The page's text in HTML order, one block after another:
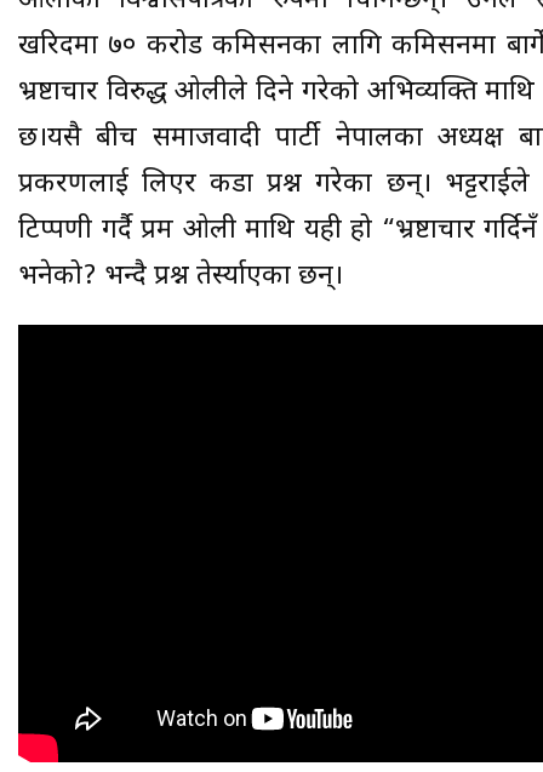
खरिदमा ७० करोड कमिसनका लागि कमिसनमा
भ्रष्टाचार विरुद्ध ओलीले दिने गरेको अभिव्यक्ति
छ।यसै बीच समाजवादी पार्टी नेपालका अध्यक्ष
प्रकरणलाई लिएर कडा प्रश्न गरेका छन्।
टिप्पणी गर्दै प्रम ओली माथि यही हो “भ्रष्टाचार गर्दिनँ
भनेको? भन्दै प्रश्न तेर्स्याएका छन्।